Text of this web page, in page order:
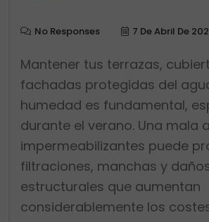
No Responses 7 De Abril De
Mantener tus terrazas,
fachadas protegidas del
humedad es fundamental,
durante el verano. Una mala
impermeabilizantes puede
filtraciones, manchas y
estructurales que aumentan
considerablemente los